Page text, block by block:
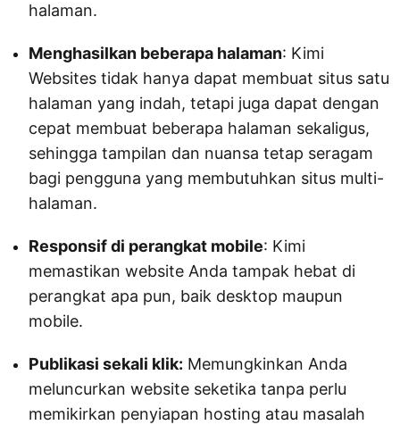
halaman.
Menghasilkan beberapa halaman: Kimi
Websites tidak hanya dapat membuat situs satu
halaman yang indah, tetapi juga dapat dengan
cepat membuat beberapa halaman sekaligus,
sehingga tampilan dan nuansa tetap seragam
bagi pengguna yang membutuhkan situs multi-
halaman.
Responsif di perangkat mobile: Kimi
memastikan website Anda tampak hebat di
perangkat apa pun, baik desktop maupun
mobile.
Publikasi sekali klik: Memungkinkan Anda
meluncurkan website seketika tanpa perlu
memikirkan penyiapan hosting atau masalah